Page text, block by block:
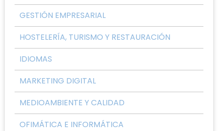
GESTIÓN EMPRESARIAL
HOSTELERÍA, TURISMO Y RESTAURACIÓN
IDIOMAS
MARKETING DIGITAL
MEDIOAMBIENTE Y CALIDAD
OFIMÁTICA E INFORMÁTICA